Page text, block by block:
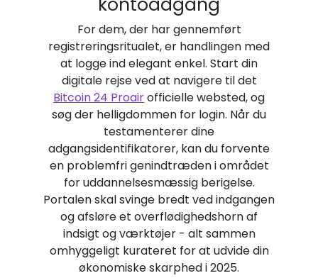
For dem, der har gennemført
registreringsritualet, er handlingen med
at logge ind elegant enkel. Start din
digitale rejse ved at navigere til det
Bitcoin 24 Proairofficielle websted, og
søg der helligdommen for login. Når du
testamenterer dine
adgangsidentifikatorer, kan du forvente
en problemfri genindtræden i området
for uddannelsesmæssig berigelse.
Portalen skal svinge bredt ved indgangen
og afsløre et overflødighedshorn af
indsigt og værktøjer - alt sammen
omhyggeligt kurateret for at udvide din
økonomiske skarphed i 2025.